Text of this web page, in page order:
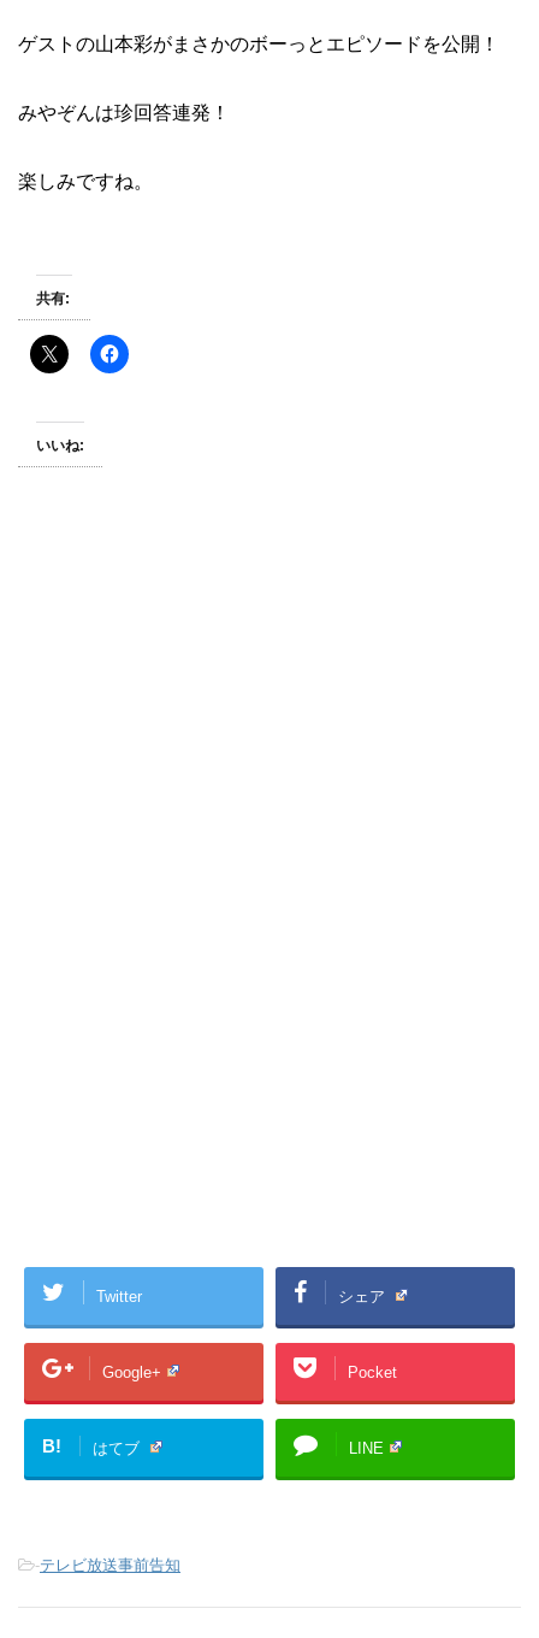
ゲストの山本彩がまさかのボーっとエピソードを公開！
みやぞんは珍回答連発！
楽しみですね。
共有:
いいね:
Twitter シェア
Google+ Pocket
B! はてブ LINE
-テレビ放送事前告知